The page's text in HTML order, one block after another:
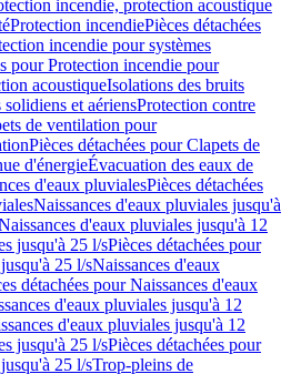
incendie, protection acoustique
Protection incendiePièces détachées
incendie pour systèmes
pour Protection incendie pour
acoustiqueIsolations des bruits
et aériensProtection contre
de ventilation pour
Pièces détachées pour Clapets de
d'énergieÉvacuation des eaux de
d'eaux pluvialesPièces détachées
Naissances d'eaux pluviales jusqu'à
d'eaux pluviales jusqu'à 12
jusqu'à 25 l/sPièces détachées pour
25 l/sNaissances d'eaux
détachées pour Naissances d'eaux
d'eaux pluviales jusqu'à 12
d'eaux pluviales jusqu'à 12
jusqu'à 25 l/sPièces détachées pour
25 l/sTrop-pleins de